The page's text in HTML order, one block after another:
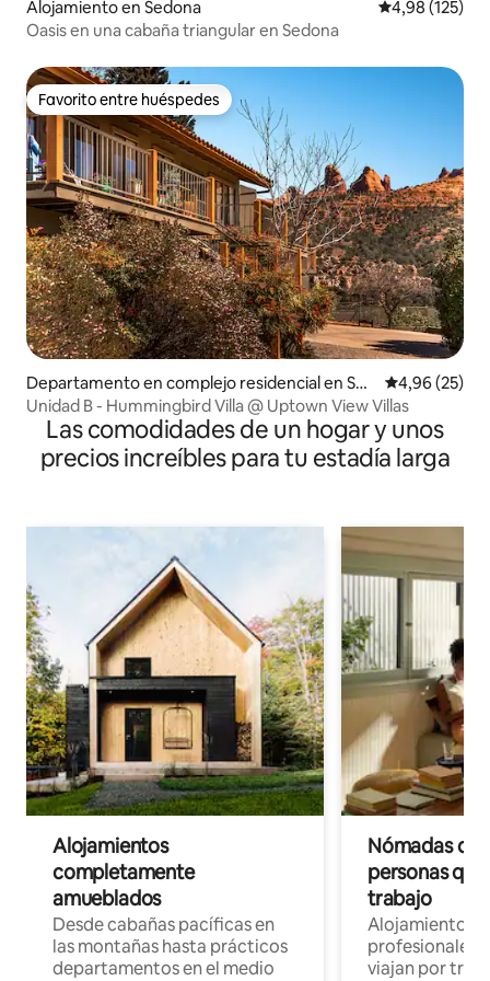
Alojamiento en Sedona Calificación
4,98 (125)
Oasis en una cabaña triangular en Sedona
Favorito entre huéspedes
Favorito entre huéspedes
Departamento en complejo residencial en Sed
ona
Calificación
4,96 (25)
Unidad B - Hummingbird Villa @ Uptown View Villas
Las comodidades de un hogar y unos
precios increíbles para tu estadía larga
Alojamientos
completamente
amueblados
Desde cabañas pacíficas en
las montañas hasta prácticos
departamentos en el medio
Nómadas
personas
trabajo
Alojamientos
profesionales
viajan por